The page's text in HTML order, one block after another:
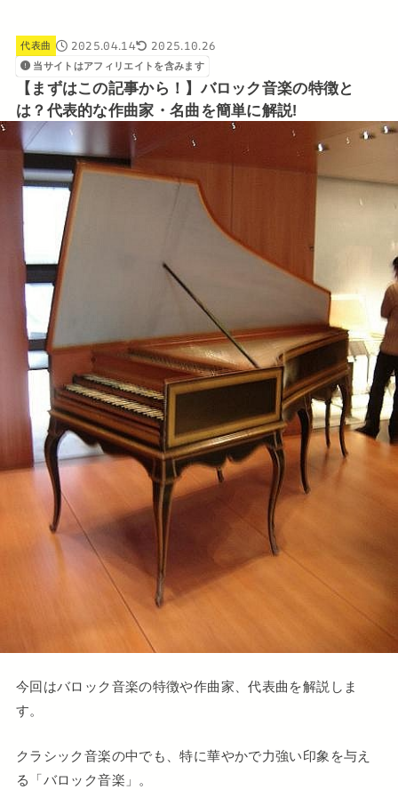
代表曲 2025.04.14 2025.10.26
当サイトはアフィリエイトを含みます
【まずはこの記事から！】バロック音楽の特徴と
は？代表的な作曲家・名曲を簡単に解説!
今回はバロック音楽の特徴や作曲家、代表曲を解説しま
す。
クラシック音楽の中でも、特に華やかで力強い印象を与え
る「バロック音楽」。